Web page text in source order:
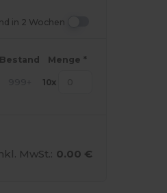
in 2 Wochen
Bestand Menge *
10x
MwSt.: 0.00 €